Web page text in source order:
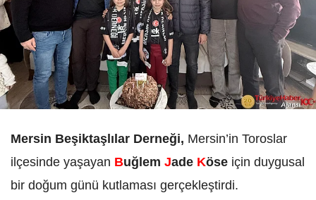
Mersin Beşiktaşlılar Derneği, Mersin’in Toroslar
ilçesinde yaşayan Buğlem Jade Köse için duygusal
bir doğum günü kutlaması gerçekleştirdi.